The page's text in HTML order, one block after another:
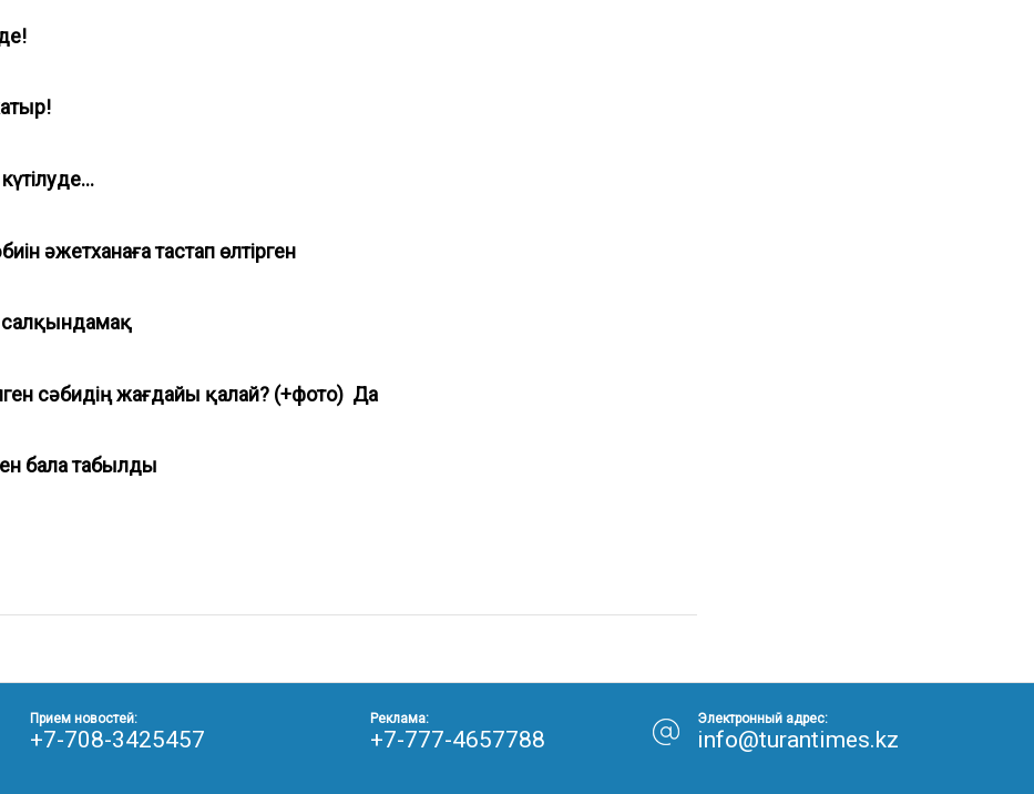
әжетханаға тастап өлтірген
салқындамақ
сәбидің жағдайы қалай? (+фото) Да
бала табылды
Прием новостей:
+7-708-3425457
Реклама:
+7-777-4657788
Электронный адрес:
info@turantimes.kz